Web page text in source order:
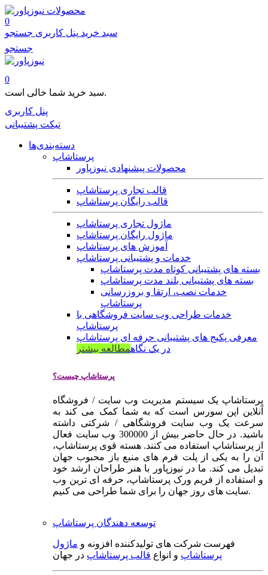
محصولات
0
سبد خرید پنل کاربری جستجو
جستجو
0
سبد خرید شما خالی است.
پنل کاربری
تیکت پشتیبانی
دسته‌بندی‌ها
پرستاشاپ
محصولات پیشنهادی نیوزپاور
قالب تجاری پرستاشاپ
قالب رایگان پرستاشاپ
ماژول تجاری پرستاشاپ
ماژول رایگان پرستاشاپ
آموزش های پرستاشاپ
خدمات و پشتیبانی پرستاشاپ
بسته های پشتیبانی کوتاه مدت پرستاشاپ
بسته های پشتیبانی بلند مدت پرستاشاپ
خدمات نصب، ارتقا و بروزرسانی
پرستاشاپ
خدمات طراحی وب سایت فروشگاهی با
پرستاشاپ
معرفی پکیج های پشتیبانی حرفه ای پرستاشاپ
در یک نگاهمطالعه بیشتر
پرستاشاپ چیست؟
پرستاشاپ یک سیستم مدیریت وب سایت / فروشگاه
آنلاین اپن سورس است که به شما کمک می کند به
سرعت یک وب سایت فروشگاهی / شرکتی داشته
باشید. در حال حاضر بیش از 300000 وب سایت فعال
از پرستاشاپ استفاده می کنند. هسته قوی پرستاشاپ،
آن را به یکی از پلت فرم های منبع باز محبوب جهان
تبدیل می کند. ما در نیوزپاور با هنر طراحان ارشد خود
و استفاده از فریم ورک پرستاشاپ، حرفه ای ترین وب
سایت های روز جهان را برای شما طراحی می کنیم.
توسعه دهندگان پرستاشاپ
فهرست شرکت های تولیدکننده افزونه و ماژول
پرستاشاپ و انواع قالب پرستاشاپ در جهان